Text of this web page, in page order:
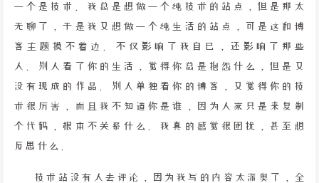
一个是技术。我总是想做一个纯技术的站点，但是那太
无聊了，于是我又想做一个纯生活的站点，可是这和博
客主题摸不着边。不仅影响了我自己，还影响了那些
人。别人看了你的生活，觉得你总是抱怨什么，但是又
没有现成的作品。别人单独看你的博客，又觉得你的技
术很厉害，而且我不知道你是谁，因为人家只是来复制
个代码，根本不关系什么。我真的感觉很困扰，甚至想
反思什么。
技术站没有人去评论，因为我写的内容太深奥了，全